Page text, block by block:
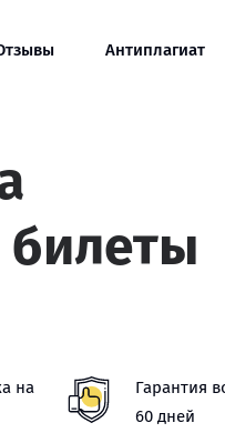
Антиплагиат
на
Гарантия
60 дней